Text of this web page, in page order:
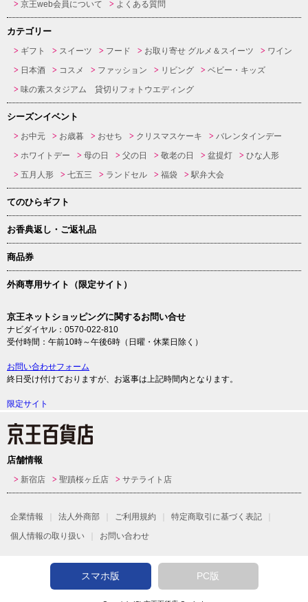
京王web会員について
よくある質問
カテゴリー
ギフト スイーツ フード お取り寄せ グルメ＆スイーツ
ワイン
日本酒
コスメ ファッション リビング
ベビー・キッズ
味の素スタジアム 貸切りフォトウエディング
シーズンイベント
お中元 お歳暮 おせち クリスマスケーキ
バレンタインデー
ホワイトデー
母の日 父の日 敬老の日 盆提灯
ひな人形
五月人形
七五三 ランドセル 福袋 駅弁大会
てのひらギフト
お香典返し・ご返礼品
商品券
外商専用サイト（限定サイト）
京王ネットショッピングに関するお問い合せ
ナビダイヤル：0570-022-810
受付時間：午前10時～午後6時（日曜・休業日除く）
お問い合わせフォーム
終日受け付けておりますが、お返事は上記時間内となります。
限定サイト
店舗情報
新宿店 聖蹟桜ヶ丘店 サテライト店
企業情報 法人外商部 ご利用規約
特定商取引に基づく表記
個人情報の取り扱い
お問い合わせ
スマホ版 PC版